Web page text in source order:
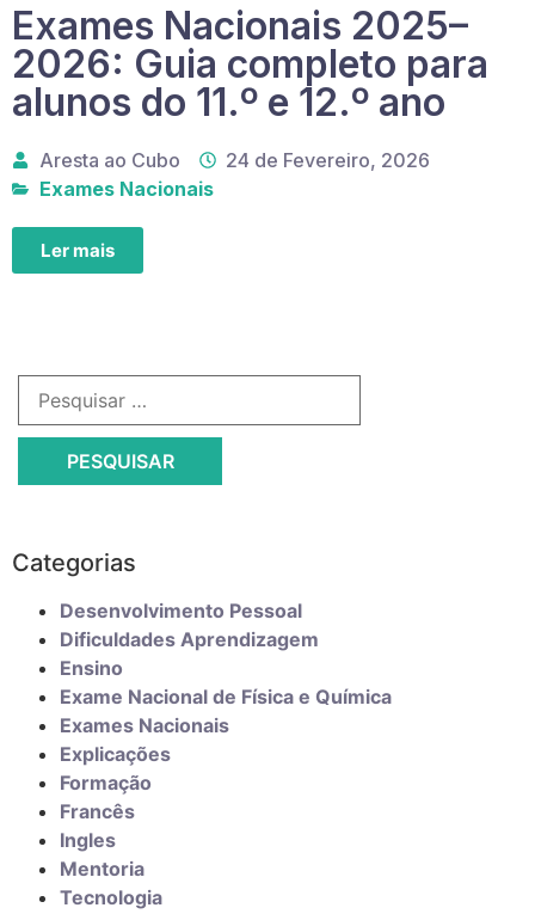
Exames Nacionais 2025–
2026: Guia completo para
alunos do 11.º e 12.º ano
Aresta ao Cubo
24 de Fevereiro, 2026
Exames Nacionais
Ler mais
Categorias
Desenvolvimento Pessoal
Dificuldades Aprendizagem
Ensino
Exame Nacional de Física e Química
Exames Nacionais
Explicações
Formação
Francês
Ingles
Mentoria
Tecnologia